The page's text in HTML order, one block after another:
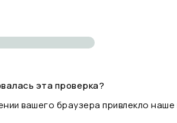
эта проверка?
вашего браузера привлекло наше